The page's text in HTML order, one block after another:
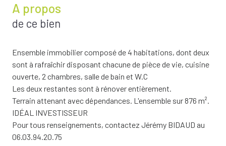
A propos
de ce bien
Ensemble immobilier composé de 4 habitations, dont deux
sont à rafraîchir disposant chacune de pièce de vie, cuisine
ouverte, 2 chambres, salle de bain et W.C
Les deux restantes sont à rénover entièrement.
Terrain attenant avec dépendances. L'ensemble sur 876 m².
IDÉAL INVESTISSEUR
Pour tous renseignements, contactez Jérémy BIDAUD au
06.03.94.20.75